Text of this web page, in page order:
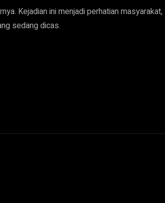
Kejadian ini menjadi perhatian masyarakat,
sedang dicas.